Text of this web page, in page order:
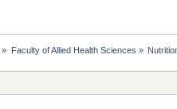
» Faculty of Allied Health Sciences »